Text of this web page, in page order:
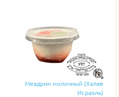
Меадрин молочный (Халав
Исраэль)